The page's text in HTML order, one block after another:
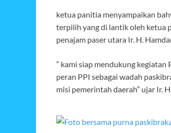
ketua panitia menyampaikan
terpilih yang di lantik oleh ketua
penajam paser utara Ir. H.
” kami siap mendukung kegiatan
peran PPI sebagai wadah
misi pemerintah daerah” ujar Ir.